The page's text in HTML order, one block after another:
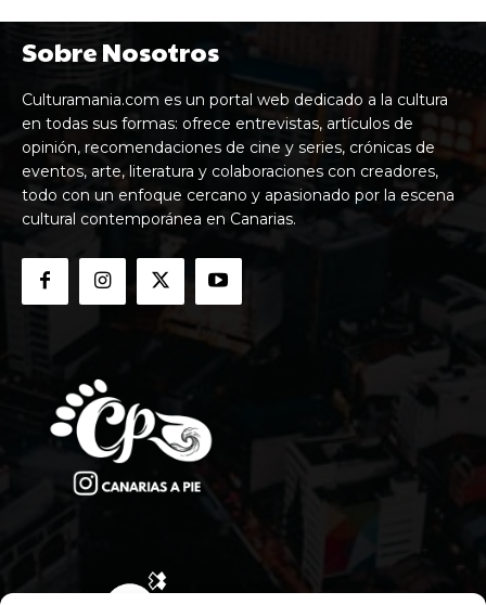
Sobre Nosotros
Culturamania.com es un portal web dedicado a la cultura
en todas sus formas: ofrece entrevistas, artículos de
opinión, recomendaciones de cine y series, crónicas de
eventos, arte, literatura y colaboraciones con creadores,
todo con un enfoque cercano y apasionado por la escena
cultural contemporánea en Canarias.